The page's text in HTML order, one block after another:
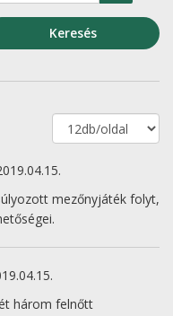
Keresés
mezőnyjáték folyt,
három felnőtt